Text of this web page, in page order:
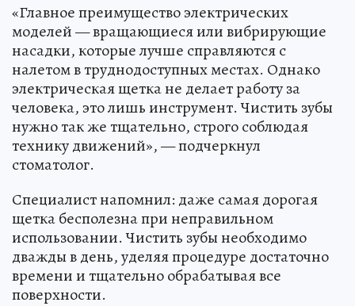
«Главное преимущество электрических
моделей — вращающиеся или вибрирующие
насадки, которые лучше справляются с
налетом в труднодоступных местах. Однако
электрическая щетка не делает работу за
человека, это лишь инструмент. Чистить зубы
нужно так же тщательно, строго соблюдая
технику движений», — подчеркнул
стоматолог.
Специалист напомнил: даже самая дорогая
щетка бесполезна при неправильном
использовании. Чистить зубы необходимо
дважды в день, уделяя процедуре достаточно
времени и тщательно обрабатывая все
поверхности.